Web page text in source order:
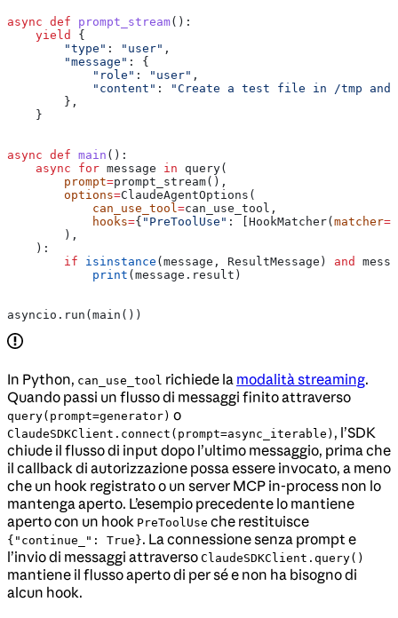
async def prompt_stream():
    yield
{
        "type"
: "user" ,
        "message"
: {
            "role"
: "user" ,
            "content"
:
"Create a test file in /tmp
        },
    }
async def main ():
    async
for message in query(
        prompt
=prompt_stream(),
        options
=ClaudeAgentOptions(
            can_use_tool
=can_use_tool,
            hooks
={ "PreToolUse" : [HookMatcher( matcher=
        ),
    ):
        if
isinstance (message, ResultMessage) and
            print
(message.result)
asyncio.run(main())
In Python, can_use_tool richiede la modalità streaming.
Quando passi un flusso di messaggi finito attraverso
query(prompt=generator) o
ClaudeSDKClient.connect(prompt=async_iterable) , l’SDK
chiude il flusso di input dopo l’ultimo messaggio, prima che
il callback di autorizzazione possa essere invocato, a meno
che un hook registrato o un server MCP in-process non lo
mantenga aperto. L’esempio precedente lo mantiene
aperto con un hook PreToolUse che restituisce
{"continue_": True}. La connessione senza prompt e
l’invio di messaggi attraverso ClaudeSDKClient.query()
mantiene il flusso aperto di per sé e non ha bisogno di
alcun hook.